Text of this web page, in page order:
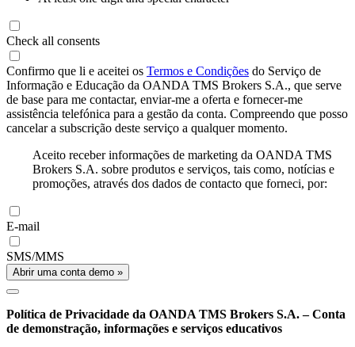
Check all consents
Confirmo que li e aceitei os Termos e Condições do Serviço de
Informação e Educação da OANDA TMS Brokers S.A., que serve
de base para me contactar, enviar-me a oferta e fornecer-me
assistência telefónica para a gestão da conta. Compreendo que posso
cancelar a subscrição deste serviço a qualquer momento.
Aceito receber informações de marketing da OANDA TMS
Brokers S.A. sobre produtos e serviços, tais como, notícias e
promoções, através dos dados de contacto que forneci, por:
E-mail
SMS/MMS
Abrir uma conta demo »
Política de Privacidade da OANDA TMS Brokers S.A. – Conta
de demonstração, informações e serviços educativos